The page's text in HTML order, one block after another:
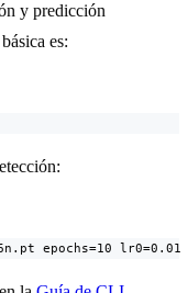
y predicción
es:
epochs=10 lr0=0.01